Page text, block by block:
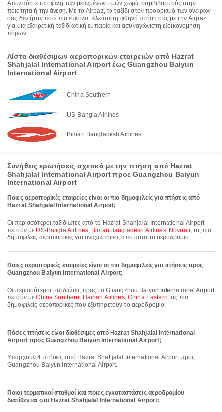
Απολαύστε τα οφέλη των μειωμένων τιμών χωρίς συμβιβασμούς στην
ποιότητα ή την άνεση. Με το Airpaz, το ταξίδι στον προορισμό των ονείρων
σας δεν ήταν ποτέ πιο εύκολο. Κλείστε τη φθηνή πτήση σας με την Airpaz
για μια εξαιρετική ταξιδιωτική εμπειρία και ασυναγώνιστη εξοικονόμηση
πόρων.
Λίστα διαθέσιμων αεροπορικών εταιρειών από Hazrat
Shahjalal International Airport έως Guangzhou Baiyun
International Airport
China Southern
US-Bangla Airlines
Biman Bangladesh Airlines
Συνήθεις ερωτήσεις σχετικά με την πτήση από Hazrat
Shahjalal International Airport προς Guangzhou Baiyun
International Airport
Ποιες αεροπορικές εταιρείες είναι οι πιο δημοφιλείς για πτήσεις από
Hazrat Shahjalal International Airport;
Οι περισσότεροι ταξιδιώτες από το Hazrat Shahjalal International Airport
πετούν με US-Bangla Airlines, Biman Bangladesh Airlines, Novoair, τις πιο
δημοφιλείς αεροπορικές για αναχωρήσεις από αυτό το αεροδρόμιο.
Ποιες αεροπορικές εταιρείες είναι οι πιο δημοφιλείς για πτήσεις προς
Guangzhou Baiyun International Airport;
Οι περισσότεροι ταξιδιώτες προς το Guangzhou Baiyun International Airport
πετούν μεChina Southern, Hainan Airlines,China Eastern, τις πιο
δημοφιλείς αεροπορικές που εξυπηρετούν το αεροδρόμιο.
Πόσες πτήσεις είναι διαθέσιμες από Hazrat Shahjalal International
Airport προς Guangzhou Baiyun International Airport;
Υπάρχουν 4 πτήσεις από Hazrat Shahjalal International Airport προς
Guangzhou Baiyun International Airport.
Ποιοι τερματικοί σταθμοί και ποιες εγκαταστάσεις αεροδρομίου
διατίθενται στο Hazrat Shahjalal International Airport;